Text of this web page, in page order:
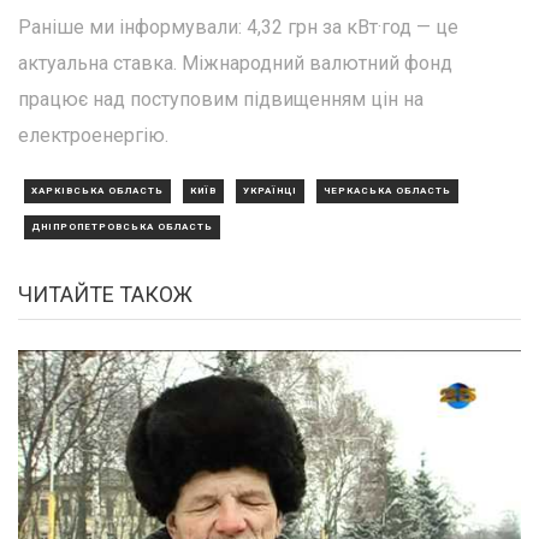
Раніше ми інформували: 4,32 грн за кВт·год — це
актуальна ставка. Міжнародний валютний фонд
працює над поступовим підвищенням цін на
електроенергію.
ХАРКІВСЬКА ОБЛАСТЬ КИЇВ УКРАЇНЦІ ЧЕРКАСЬКА ОБЛАСТЬ
ДНІПРОПЕТРОВСЬКА ОБЛАСТЬ
ЧИТАЙТЕ ТАКОЖ